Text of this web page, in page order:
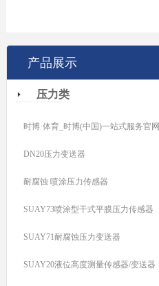
产品展示
压力类
时博·体育_时博(中国)一站式服务官网
DN20压力变送器
耐腐蚀 喷涂压力传感器
SUAY73喷涂型干式平膜压力传感器
SUAY71耐腐蚀压力变送器
SUAY20液位高度测量传感器/变送器